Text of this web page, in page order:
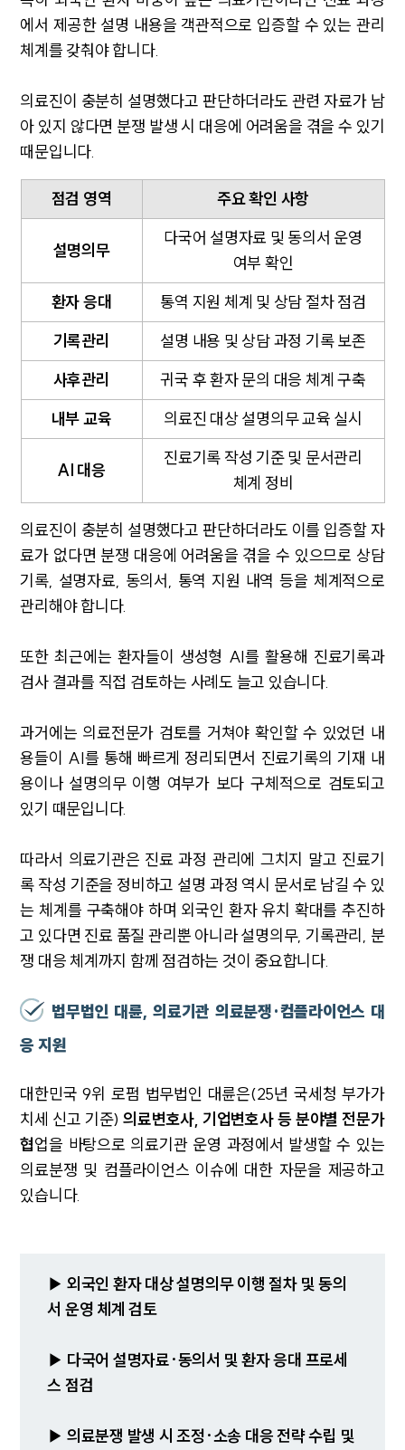
SERVICES
에서 제공한 설명 내용을 객관적으로 입증할 수 있는 관리
체계를 갖춰야 합니다.
의료진이 충분히 설명했다고 판단하더라도 관련 자료가 남
아 있지 않다면 분쟁 발생 시 대응에 어려움을 겪을 수 있기
때문입니다.
점검 영역 주요 확인 사항
설명의무
다국어 설명자료 및 동의서 운영
여부 확인
환자 응대
통역 지원 체계 및 상담 절차 점검
기록관리
설명 내용 및 상담 과정 기록 보존
사후관리
귀국 후 환자 문의 대응 체계 구축
내부 교육
의료진 대상 설명의무 교육 실시
AI 대응
진료기록 작성 기준 및 문서관리
체계 정비
의료진이 충분히 설명했다고 판단하더라도 이를 입증할 자
료가 없다면 분쟁 대응에 어려움을 겪을 수 있으므로 상담
기록, 설명자료, 동의서, 통역 지원 내역 등을 체계적으로
관리해야 합니다.
또한 최근에는 환자들이 생성형 AI를 활용해 진료기록과
검사 결과를 직접 검토하는 사례도 늘고 있습니다.
과거에는 의료전문가 검토를 거쳐야 확인할 수 있었던 내
용들이 AI를 통해 빠르게 정리되면서 진료기록의 기재 내
용이나 설명의무 이행 여부가 보다 구체적으로 검토되고
있기 때문입니다.
따라서 의료기관은 진료 과정 관리에 그치지 말고 진료기
록 작성 기준을 정비하고 설명 과정 역시 문서로 남길 수 있
는 체계를 구축해야 하며 외국인 환자 유치 확대를 추진하
고 있다면 진료 품질 관리뿐 아니라 설명의무, 기록관리, 분
쟁 대응 체계까지 함께 점검하는 것이 중요합니다.
법무법인 대륜, 의료기관 의료분쟁·컴플라이언스 대
응 지원
대한민국 9위 로펌 법무법인 대륜은(25년 국세청 부가가
치세 신고 기준)의료변호사, 기업변호사 등 분야별 전문가
협업을 바탕으로 의료기관 운영 과정에서 발생할 수 있는
의료분쟁 및 컴플라이언스 이슈에 대한 자문을 제공하고
있습니다.
▶ 외국인 환자 대상 설명의무 이행 절차 및 동의
서 운영 체계 검토
▶ 다국어 설명자료·동의서 및 환자 응대 프로세
스 점검
▶ 의료분쟁 발생 시 조정·소송 대응 전략 수립 및